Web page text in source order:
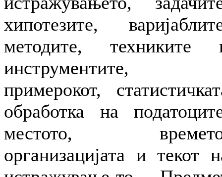
хипотезите,
методите, техниките
инструментите,
примерокот,
обработка на
местото,
организацијата и текот